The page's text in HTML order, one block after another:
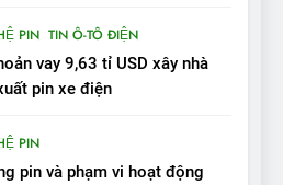
dùng nhận xét về
VinFast VF7: Độ hoàn thiện
đồng
PIN TIN Ô-TÔ ĐIỆN
vay 9,63 tỉ USD xây nhà
pin xe điện
PIN
pin và phạm vi hoạt động